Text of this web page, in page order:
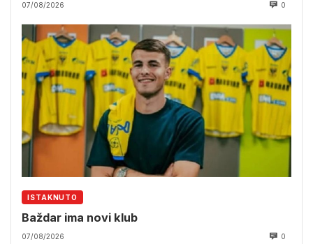
07/08/2026 0
ISTAKNUTO
Baždar ima novi klub
07/08/2026 0